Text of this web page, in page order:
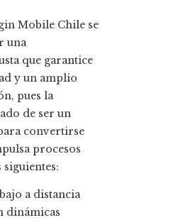
Mobile Chile se
una
que garantice
y un amplio
pues la
de ser un
convertirse
procesos
siguientes:
a distancia
dinámicas